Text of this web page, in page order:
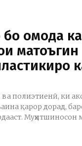
омода
ва полиэтиенӣ, ки
қарор дорад,
Муҳитшиносон